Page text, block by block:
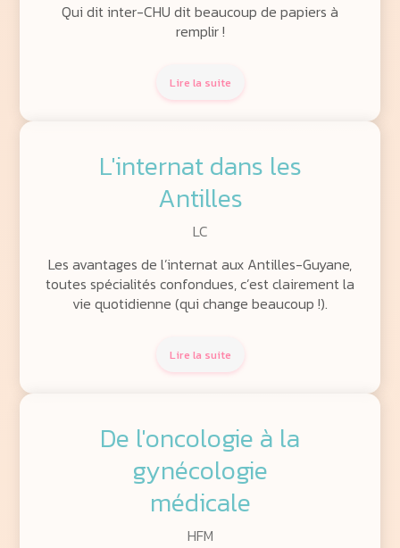
Qui dit inter-CHU dit beaucoup de papiers à
remplir !
Lire la suite
L'internat dans les
Antilles
LC
Les avantages de l’internat aux Antilles-Guyane,
toutes spécialités confondues, c’est clairement la
vie quotidienne (qui change beaucoup !).
Lire la suite
De l'oncologie à la
gynécologie
médicale
HFM